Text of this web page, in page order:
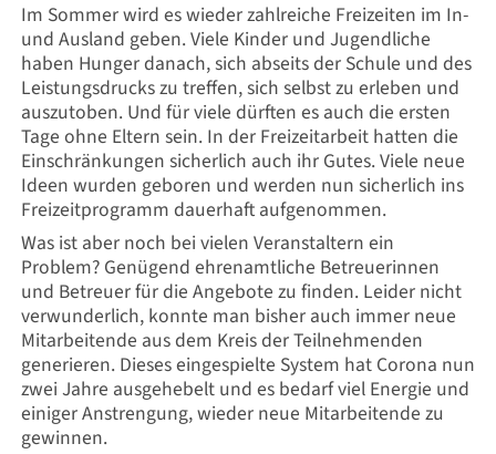
Im Sommer wird es wieder zahlreiche Freizeiten im In-
und Ausland geben. Viele Kinder und Jugendliche
haben Hunger danach, sich abseits der Schule und des
Leistungsdrucks zu treffen, sich selbst zu erleben und
auszutoben. Und für viele dürften es auch die ersten
Tage ohne Eltern sein. In der Freizeitarbeit hatten die
Einschränkungen sicherlich auch ihr Gutes. Viele neue
Ideen wurden geboren und werden nun sicherlich ins
Freizeitprogramm dauerhaft aufgenommen.
Was ist aber noch bei vielen Veranstaltern ein
Problem? Genügend ehrenamtliche Betreuerinnen
und Betreuer für die Angebote zu finden. Leider nicht
verwunderlich, konnte man bisher auch immer neue
Mitarbeitende aus dem Kreis der Teilnehmenden
generieren. Dieses eingespielte System hat Corona nun
zwei Jahre ausgehebelt und es bedarf viel Energie und
einiger Anstrengung, wieder neue Mitarbeitende zu
gewinnen.